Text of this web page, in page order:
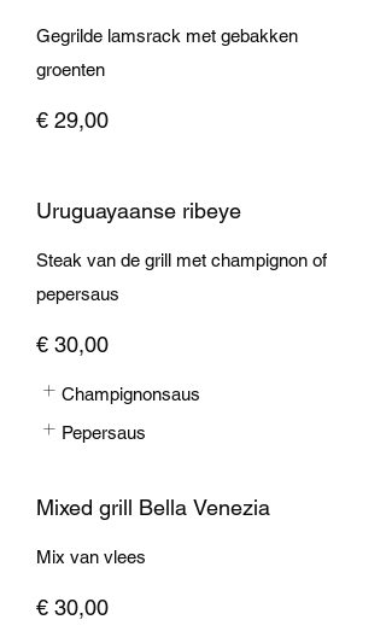
Gegrilde lamsrack met gebakken
groenten
€ 29,00
Uruguayaanse ribeye
Steak van de grill met champignon of
pepersaus
€ 30,00
Champignonsaus
Pepersaus
Mixed grill Bella Venezia
Mix van vlees
€ 30,00